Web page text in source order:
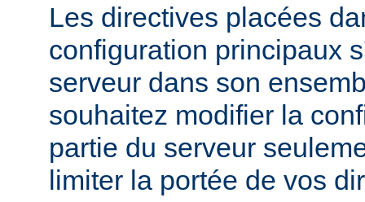
Les directives placées
configuration principaux
serveur dans son
souhaitez modifier la
partie du serveur
limiter la portée de vos